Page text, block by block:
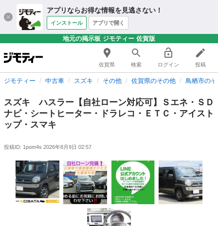
アプリならお得な情報を見逃さない！
インストール アプリで開く
地元の掲示板 ジモティー 佐賀版
佐賀県 検索 ログイン 投稿
ジモティー 中古車 スズキ その他 佐賀県のその他 鳥栖市の
スズキ ハスラー【自社ローン対応可】Ｓエネ・ＳＤ
ナビ・シートヒーター・ドラレコ・ＥＴＣ・アイスト
ップ・スマキ
投稿ID: 1pom4s 2026年8月9日 02:57